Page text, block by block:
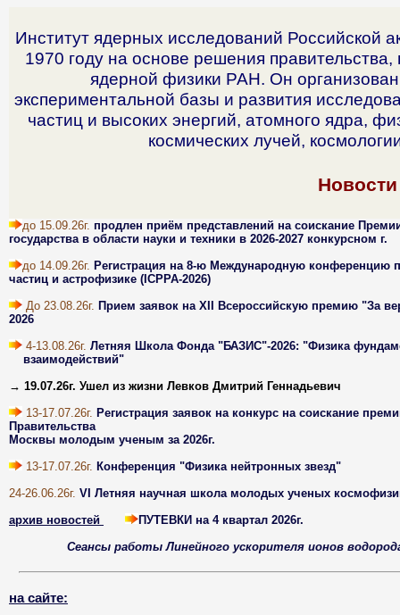
Институт ядерных исследований Российской
1970 году на основе решения
ядерной физики РАН. Он
экспериментальной базы и развития
частиц и высоких энергий, атомного ядра,
космических лучей,
Новости
до 15.09.26г. продлен приём представлений на соискание
государства в области науки и техники в 2026-2027 конкурсном г.
до 14.09.26г. Регистрация на 8-ю Международную конференцию
частиц и астрофизике (ICPPA-2026)
До 23.08.26г. Прием заявок на XII Всероссийскую премию "За
2026
4-13.08.26г. Летняя Школа Фонда "БАЗИС"-2026: "Физика
взаимодействий"
→ 19.07.26г. Ушел из жизни Левков Дмитрий Геннадьевич
13-17.07.26г. Регистрация заявок на конкурс на соискание
Правительства
Москвы молодым ученым за 2026г.
13-17.07.26г. Конференция "Физика нейтронных звезд"
24-26.06.26г. VI Летняя научная школа молодых ученых
архив новостей
ПУТЕВКИ на 4 квартал 2026г.
Cеансы работы Линейного ускорителя ионов
на сайте: